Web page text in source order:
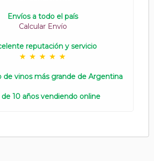
Envíos a todo el país
Calcular Envío
reputación y servicio
de vinos más grande de Argentina
de 10 años vendiendo online